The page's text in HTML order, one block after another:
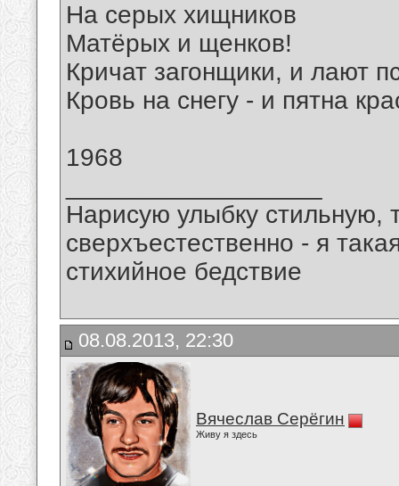
На серых хищников
Матёрых и щенков!
Кричат загонщики, и лают
Кровь на снегу - и пятна
1968
Нарисую улыбку стильную,
сверхъестественно - я
стихийное бедствие
08.08.2013, 22:30
Вячеслав Серёгин
Живу я здесь